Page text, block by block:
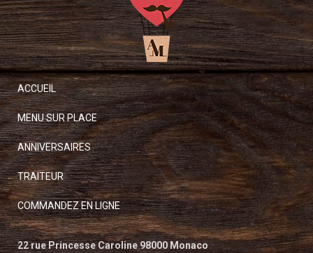
ACCUEIL
MENU SUR PLACE
ANNIVERSAIRES
TRAITEUR
COMMANDEZ EN LIGNE
22 rue Princesse Caroline 98000 Monaco